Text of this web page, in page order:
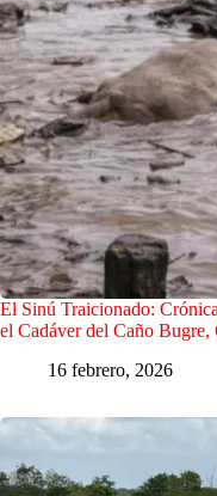
El Sinú Traicionado:
el Cadáver del Caño Bugre,
16 febrero, 2026